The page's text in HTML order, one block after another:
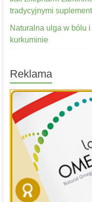
tradycyjnymi
Naturalna ulga w bólu
kurkuminie
Reklama